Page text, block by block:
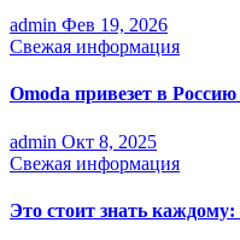
admin Фев 19, 2026
Свежая информация
Omoda привезет в
admin Окт 8, 2025
Свежая информация
Это стоит знать